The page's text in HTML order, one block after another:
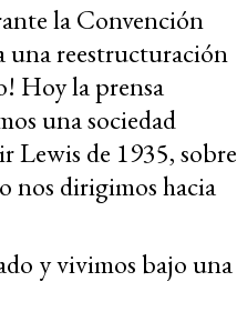
la Convención
una reestructuración
Hoy la prensa
una sociedad
Lewis de 1935, sobre
nos dirigimos hacia
y vivimos bajo una